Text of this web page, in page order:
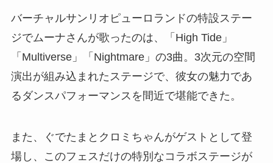
バーチャルサンリオピューロランドの特設ステー
ジでムーナさんが歌ったのは、「High Tide」
「Multiverse」「Nightmare」の3曲。3次元の空間
演出が組み込まれたステージで、彼女の魅力であ
るダンスパフォーマンスを間近で堪能できた。
また、ぐでたまとクロミちゃんがゲストとして登
場し、このフェスだけの特別なコラボステージが